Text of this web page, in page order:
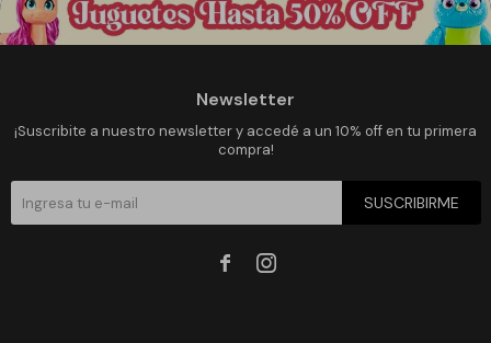
Newsletter
¡Suscribite a nuestro newsletter y accedé a un 10% off en tu primera
compra!
SUSCRIBIRME
 